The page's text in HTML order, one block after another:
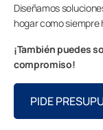
Diseñamos
hogar como siempre
¡También puedes
compromiso!
PIDE